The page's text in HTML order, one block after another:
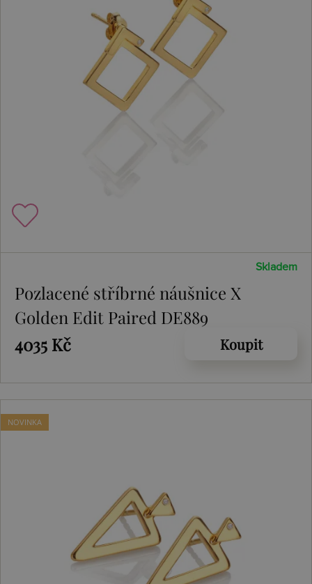
Skladem
Pozlacené stříbrné náušnice X
Golden Edit Paired DE889
4035 Kč
Koupit
NOVINKA